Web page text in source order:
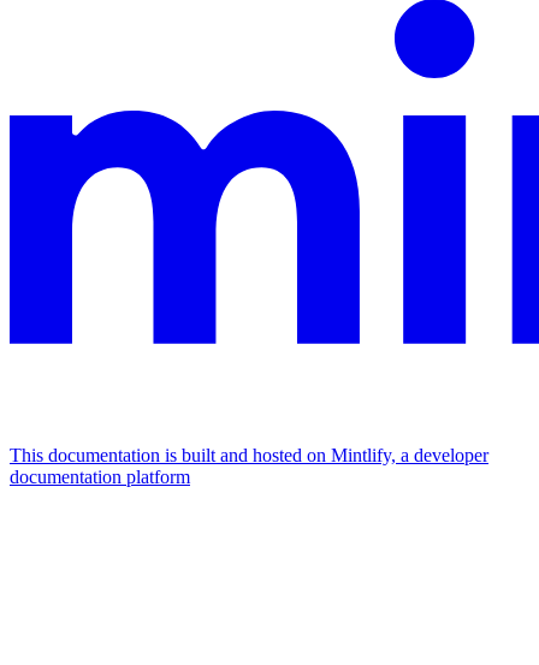
This documentation is built and hosted on Mintlify, a developer
documentation platform